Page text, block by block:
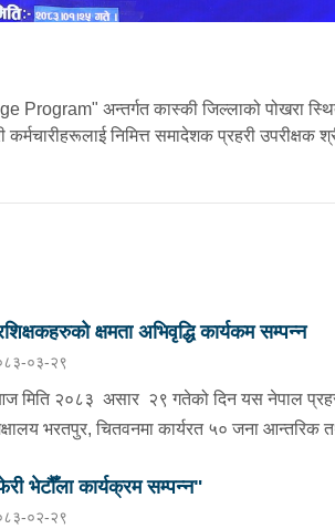
Program" अन्तर्गत कास्की जिल्लाको पोखरा
निमित्त समादेशक प्रहरी उपरीक्षक
क्षमता अभिवृद्धि कार्यकम सम्पन्न
०३-२९
मिति २०८३ असार २९ गतेको दिन यस नेपाल
भरतपुर, चितवनमा कार्यरत ५० जना आन्तरिक
लागि मर्यादित महिनावारी" विषयमा दुईजना बाह्य
सहजकर्ताहरूद्दारा अभिमुखीकरण कार्यक्रम सम्पन्न
भेटौँला कार्यक्रम सम्पन्न"
०२-२९